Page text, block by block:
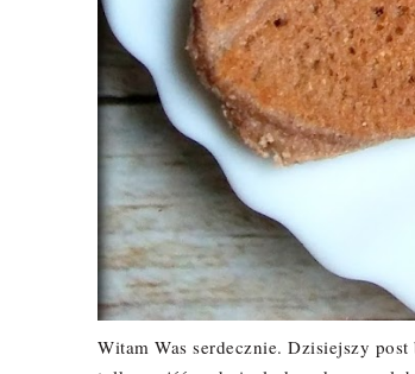
Witam Was serdecznie. Dzisiejszy